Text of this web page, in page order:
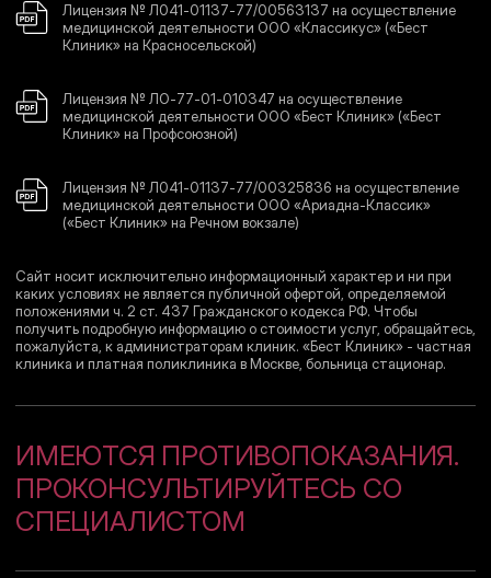
Лицензия № Л041-01137-77/00563137 на осуществление
медицинской деятельности ООО «Классикус» («Бест
Клиник» на Красносельской)
Лицензия № ЛО-77-01-010347 на осуществление
медицинской деятельности ООО «Бест Клиник» («Бест
Клиник» на Профсоюзной)
Лицензия № Л041-01137-77/00325836 на осуществление
медицинской деятельности ООО «Ариадна-Классик»
(«Бест Клиник» на Речном вокзале)
Сайт носит исключительно информационный характер и ни при
каких условиях не является публичной офертой, определяемой
положениями ч. 2 ст. 437 Гражданского кодекса РФ. Чтобы
получить подробную информацию о стоимости услуг, обращайтесь,
пожалуйста, к администраторам клиник. «Бест Клиник» - частная
клиника и платная поликлиника в Москве, больница стационар.
ИМЕЮТСЯ ПРОТИВОПОКАЗАНИЯ.
ПРОКОНСУЛЬТИРУЙТЕСЬ СО
СПЕЦИАЛИСТОМ